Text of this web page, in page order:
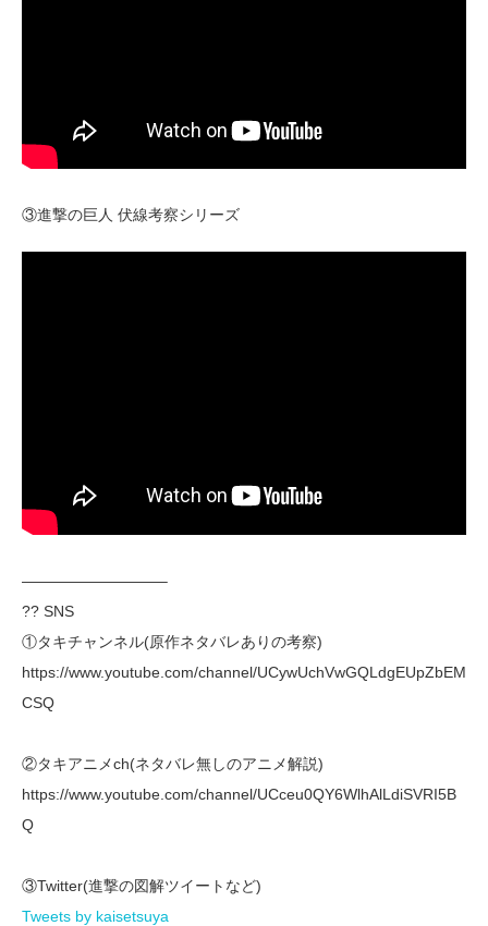
③進撃の巨人 伏線考察シリーズ
—————————–
?‍? SNS
①タキチャンネル(原作ネタバレありの考察)
https://www.youtube.com/channel/UCywUchVwGQLdgEUpZbEM
CSQ
②タキアニメch(ネタバレ無しのアニメ解説)
https://www.youtube.com/channel/UCceu0QY6WlhAlLdiSVRI5B
Q
③Twitter(進撃の図解ツイートなど)
Tweets by kaisetsuya